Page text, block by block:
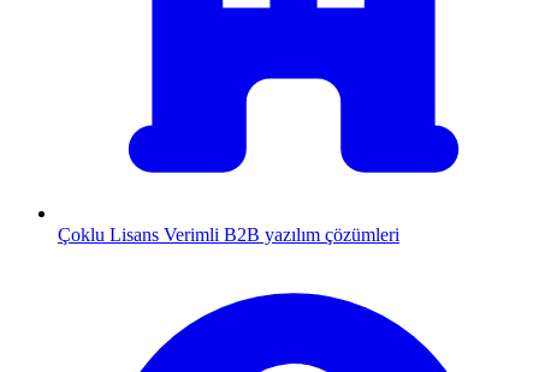
Çoklu Lisans Verimli B2B yazılım çözümleri